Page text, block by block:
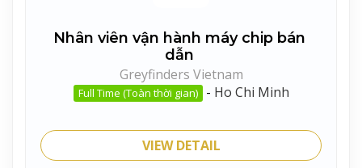
Nhân viên vận hành máy chip bán
dẫn
Greyfinders Vietnam
Full Time (Toàn thời gian) - Ho Chi Minh
VIEW DETAIL